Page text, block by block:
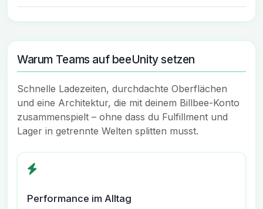
Warum Teams auf beeUnity setzen
Schnelle Ladezeiten, durchdachte Oberflächen
und eine Architektur, die mit deinem Billbee-Konto
zusammenspielt – ohne dass du Fulfillment und
Lager in getrennte Welten splitten musst.
Performance im Alltag